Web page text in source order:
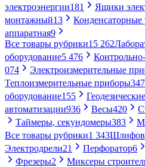
электроэнергии181 Ящики
монтажный13 Конденсаторные
аппаратная9
Все товары рубрики15 262
оборудование5 476
074
Электроизмерительные
Теплоизмерительные приборы347
оборудование155
автоматизации936 Весы420
Таймеры, секундомеры383
Все товары рубрики1 343
Электродрели21 Перфоратор6
Фрезеры2 Миксеры